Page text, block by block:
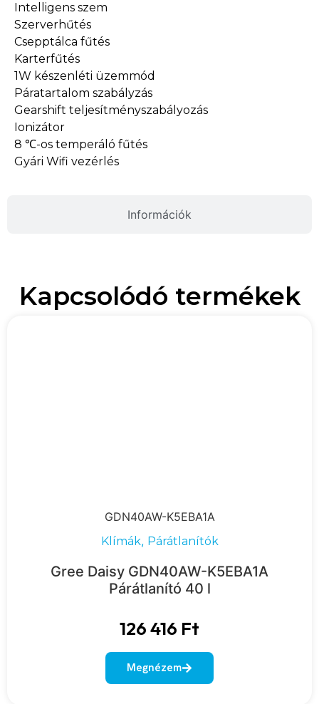
Információk
Intelligens szem
Szerverhűtés
Csepptálca fűtés
Karterfűtés
1W készenléti üzemmód
Páratartalom szabályzás
Gearshift teljesítményszabályozás
Ionizátor
8 ℃-os temperáló fűtés
Gyári Wifi vezérlés
Kapcsolódó termékek
GDN40AW-K5EBA1A
Klímák, Párátlanítók
Gree Daisy GDN40AW-K5EBA1A
Párátlanító 40 l
126 416 Ft
Megnézem